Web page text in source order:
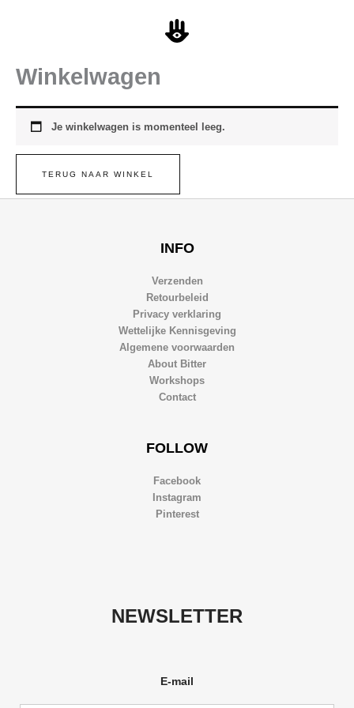
Winkelwagen
Je winkelwagen is momenteel leeg.
TERUG NAAR WINKEL
INFO
Verzenden
Retourbeleid
Privacy verklaring
Wettelijke Kennisgeving
Algemene voorwaarden
About Bitter
Workshops
Contact
FOLLOW
Facebook
Instagram
Pinterest
NEWSLETTER
E-mail